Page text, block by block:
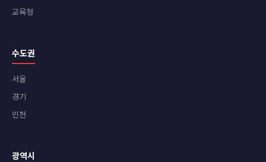
교육청
수도권
서울
경기
인천
광역시